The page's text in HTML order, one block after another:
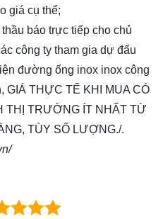
giá cụ thể;
báo trực tiếp cho chủ
công ty tham gia dự đấu
đường ống inox inox công
GIÁ THỰC TẾ KHI MUA CÓ
THỊ TRƯỜNG ÍT NHẤT TỪ
TÙY SỐ LƯỢNG./.